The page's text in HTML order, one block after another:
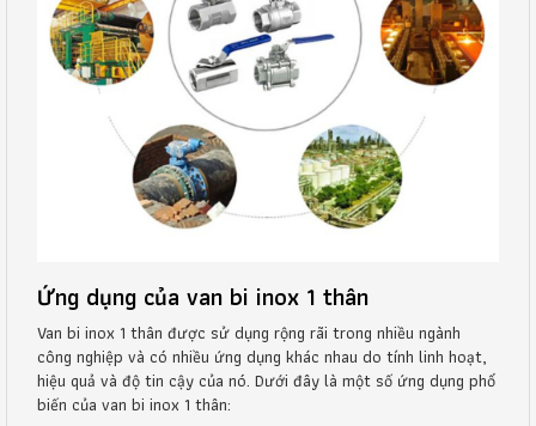
Ứng dụng của van bi inox 1 thân
Van bi inox 1 thân được sử dụng rộng rãi trong nhiều ngành
công nghiệp và có nhiều ứng dụng khác nhau do tính linh hoạt,
hiệu quả và độ tin cậy của nó. Dưới đây là một số ứng dụng phổ
biến của van bi inox 1 thân: